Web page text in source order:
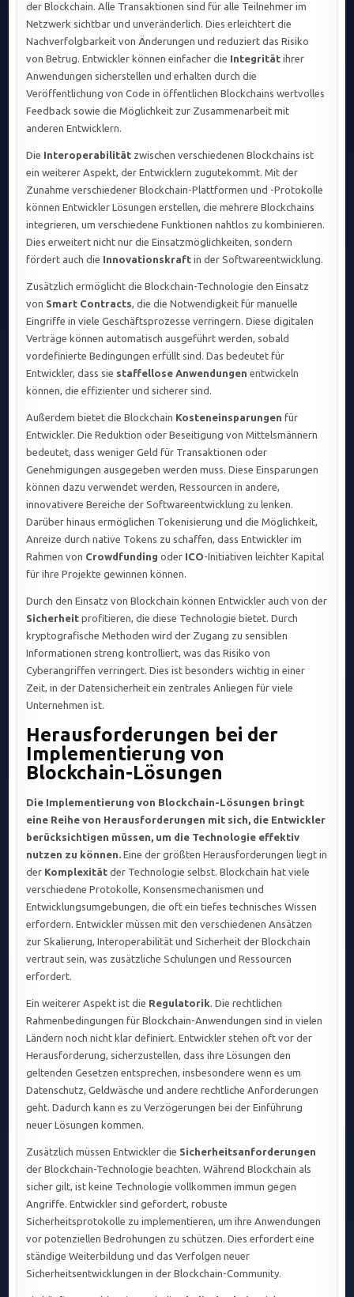
der Blockchain. Alle Transaktionen sind für alle Teilnehmer im
Netzwerk sichtbar und unveränderlich. Dies erleichtert die
Nachverfolgbarkeit von Änderungen und reduziert das Risiko
von Betrug. Entwickler können einfacher die Integrität ihrer
Anwendungen sicherstellen und erhalten durch die
Veröffentlichung von Code in öffentlichen Blockchains wertvolles
Feedback sowie die Möglichkeit zur Zusammenarbeit mit
anderen Entwicklern.
Die Interoperabilität zwischen verschiedenen Blockchains ist
ein weiterer Aspekt, der Entwicklern zugutekommt. Mit der
Zunahme verschiedener Blockchain-Plattformen und -Protokolle
können Entwickler Lösungen erstellen, die mehrere Blockchains
integrieren, um verschiedene Funktionen nahtlos zu kombinieren.
Dies erweitert nicht nur die Einsatzmöglichkeiten, sondern
fördert auch die Innovationskraft in der Softwareentwicklung.
Zusätzlich ermöglicht die Blockchain-Technologie den Einsatz
von Smart Contracts, die die Notwendigkeit für manuelle
Eingriffe in viele Geschäftsprozesse verringern. Diese digitalen
Verträge können automatisch ausgeführt werden, sobald
vordefinierte Bedingungen erfüllt sind. Das bedeutet für
Entwickler, dass sie staffellose Anwendungen entwickeln
können, die effizienter und sicherer sind.
Außerdem bietet die Blockchain Kosteneinsparungen für
Entwickler. Die Reduktion oder Beseitigung von Mittelsmännern
bedeutet, dass weniger Geld für Transaktionen oder
Genehmigungen ausgegeben werden muss. Diese Einsparungen
können dazu verwendet werden, Ressourcen in andere,
innovativere Bereiche der Softwareentwicklung zu lenken.
Darüber hinaus ermöglichen Tokenisierung und die Möglichkeit,
Anreize durch native Tokens zu schaffen, dass Entwickler im
Rahmen von Crowdfunding oder ICO-Initiativen leichter Kapital
für ihre Projekte gewinnen können.
Durch den Einsatz von Blockchain können Entwickler auch von der
Sicherheit profitieren, die diese Technologie bietet. Durch
kryptografische Methoden wird der Zugang zu sensiblen
Informationen streng kontrolliert, was das Risiko von
Cyberangriffen verringert. Dies ist besonders wichtig in einer
Zeit, in der Datensicherheit ein zentrales Anliegen für viele
Unternehmen ist.
Herausforderungen bei der
Implementierung von
Blockchain-Lösungen
Die Implementierung von Blockchain-Lösungen bringt
eine Reihe von Herausforderungen mit sich, die Entwickler
berücksichtigen müssen, um die Technologie effektiv
nutzen zu können. Eine der größten Herausforderungen liegt in
der Komplexität der Technologie selbst. Blockchain hat viele
verschiedene Protokolle, Konsensmechanismen und
Entwicklungsumgebungen, die oft ein tiefes technisches Wissen
erfordern. Entwickler müssen mit den verschiedenen Ansätzen
zur Skalierung, Interoperabilität und Sicherheit der Blockchain
vertraut sein, was zusätzliche Schulungen und Ressourcen
erfordert.
Ein weiterer Aspekt ist die Regulatorik. Die rechtlichen
Rahmenbedingungen für Blockchain-Anwendungen sind in vielen
Ländern noch nicht klar definiert. Entwickler stehen oft vor der
Herausforderung, sicherzustellen, dass ihre Lösungen den
geltenden Gesetzen entsprechen, insbesondere wenn es um
Datenschutz, Geldwäsche und andere rechtliche Anforderungen
geht. Dadurch kann es zu Verzögerungen bei der Einführung
neuer Lösungen kommen.
Zusätzlich müssen Entwickler die Sicherheitsanforderungen
der Blockchain-Technologie beachten. Während Blockchain als
sicher gilt, ist keine Technologie vollkommen immun gegen
Angriffe. Entwickler sind gefordert, robuste
Sicherheitsprotokolle zu implementieren, um ihre Anwendungen
vor potenziellen Bedrohungen zu schützen. Dies erfordert eine
ständige Weiterbildung und das Verfolgen neuer
Sicherheitsentwicklungen in der Blockchain-Community.